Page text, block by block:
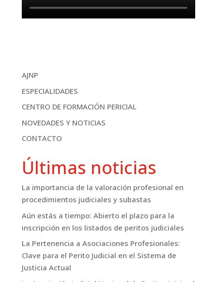
AJNP
ESPECIALIDADES
CENTRO DE FORMACIÓN PERICIAL
NOVEDADES Y NOTICIAS
CONTACTO
Últimas noticias
La importancia de la valoración profesional en
procedimientos judiciales y subastas
Aún estás a tiempo: Abierto el plazo para la
inscripción en los listados de peritos judiciales
La Pertenencia a Asociaciones Profesionales:
Clave para el Perito Judicial en el Sistema de
Justicia Actual